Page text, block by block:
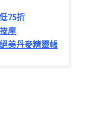
75折
摩
美丹麥精靈帳